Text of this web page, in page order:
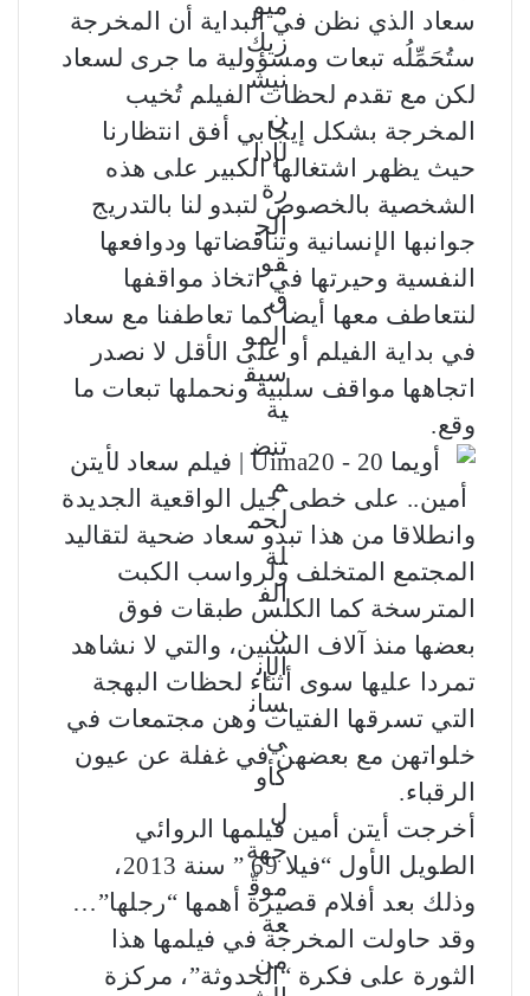
سعاد الذي نظن في البداية أن المخرجة
ستُحَمِّلُه تبعات ومسؤولية ما جرى لسعاد
لكن مع تقدم لحظات الفيلم تُخيب
المخرجة بشكل إيجابي أفق انتظارنا
حيث يظهر اشتغالها الكبير على هذه
الشخصية بالخصوص لتبدو لنا بالتدريج
جوانبها الإنسانية وتناقضاتها ودوافعها
النفسية وحيرتها في اتخاذ مواقفها
لنتعاطف معها أيضا كما تعاطفنا مع سعاد
في بداية الفيلم أو على الأقل لا نصدر
اتجاهها مواقف سلبية ونحملها تبعات ما
وقع.
وانطلاقا من هذا تبدو سعاد ضحية لتقاليد
المجتمع المتخلف ولرواسب الكبت
المترسخة كما الكلس طبقات فوق
بعضها منذ آلاف السنين، والتي لا نشاهد
تمردا عليها سوى أثناء لحظات البهجة
التي تسرقها الفتيات وهن مجتمعات في
خلواتهن مع بعضهن في غفلة عن عيون
الرقباء.
أخرجت أيتن أمين فيلمها الروائي
الطويل الأول “فيلا 69 ” سنة 2013،
وذلك بعد أفلام قصيرة أهمها “رجلها”…
وقد حاولت المخرجة في فيلمها هذا
الثورة على فكرة “الحدوثة”، مركزة